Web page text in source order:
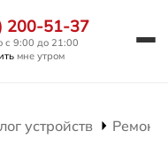
200-51-37
с 9:00 до 21:00
мне утром
устройств Ремонт